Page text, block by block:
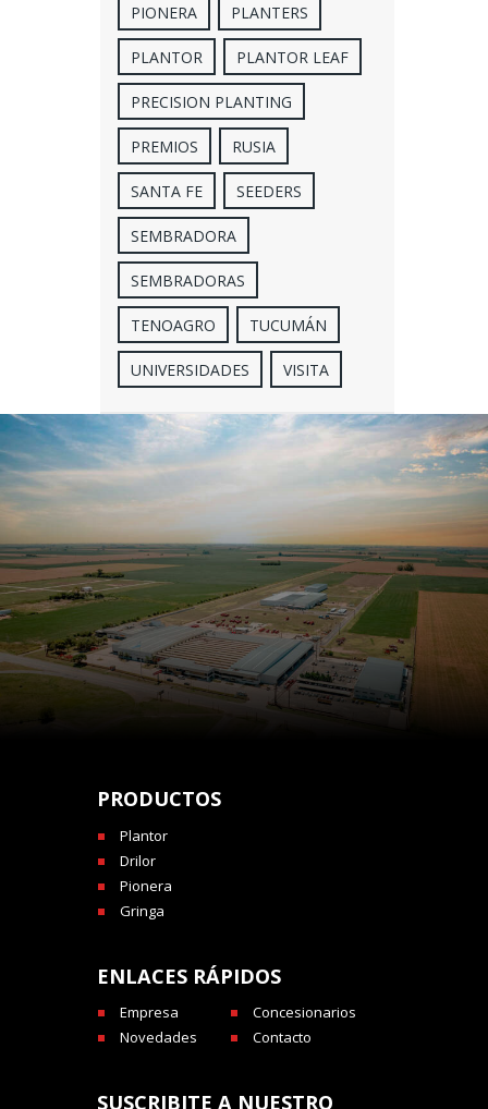
PIONERA PLANTERS
PLANTOR PLANTOR LEAF
PRECISION PLANTING
PREMIOS RUSIA
SANTA FE SEEDERS
SEMBRADORA
SEMBRADORAS
TENOAGRO TUCUMÁN
UNIVERSIDADES VISITA
PRODUCTOS
Plantor
Drilor
Pionera
Gringa
ENLACES RÁPIDOS
Empresa
Concesionarios
Novedades
Contacto
SUSCRIBITE A NUESTRO